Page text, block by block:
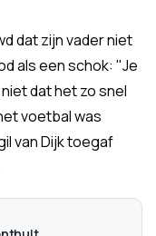
dat zijn vader niet
als een schok: "Je
dat het zo snel
voetbal was
van Dijk toegaf